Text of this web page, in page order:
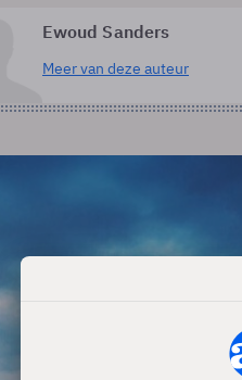
Ewoud Sanders
Meer van deze auteur